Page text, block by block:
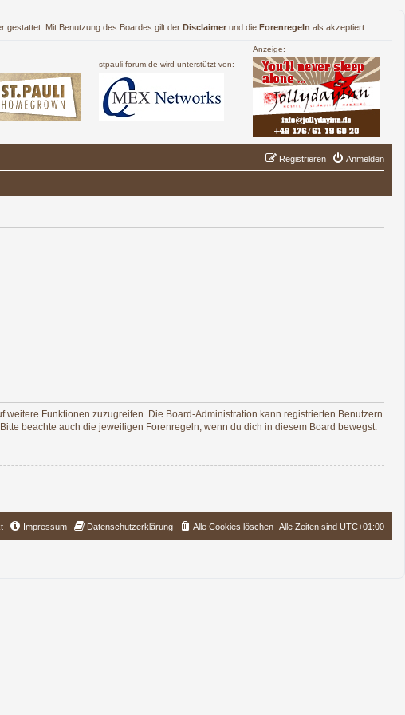
gestattet. Mit Benutzung des Boardes gilt der Disclaimer und die Forenregeln als akzeptiert.
stpauli-forum.de wird unterstützt von:
Anzeige:
Anmelden
Registrieren
Funktionen zuzugreifen. Die Board-Administration kann registrierten Benutzern
beachte auch die jeweiligen Forenregeln, wenn du dich in diesem Board bewegst.
Alle Zeiten sind UTC+01:00
Alle Cookies löschen
Datenschutzerklärung
Impressum